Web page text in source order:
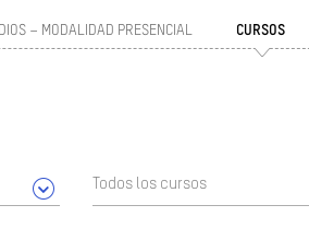
– MODALIDAD PRESENCIAL CURSOS
Todos los cursos